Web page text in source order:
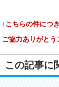
↑こちらの件につ
ご協力ありがとう
この記事に